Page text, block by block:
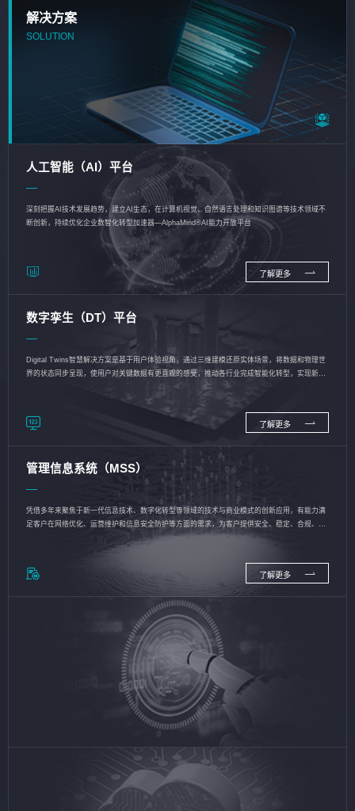
解决方案
SOLUTION
人工智能（AI）平台
深刻把握AI技术发展趋势，建立AI生态，在计算机视觉、自然语言处理和知识图谱等技术领域不
断创新，持续优化企业数智化转型加速器—AlphaMind®AI能力开放平台
了解更多
数字孪生（DT）平台
Digital Twins智慧解决方案是基于用户体验视角，通过三维建模还原实体场景，将数据和物理世
界的状态同步呈现，使用户对关键数据有更直观的感受，推动各行业完成智能化转型，实现新旧
了解更多
管理信息系统（MSS）
凭借多年来聚焦于新一代信息技术、数字化转型等领域的技术与商业模式的创新应用，有能力满
足客户在网络优化、运营维护和信息安全防护等方面的需求，为客户提供安全、稳定、合规、持
了解更多